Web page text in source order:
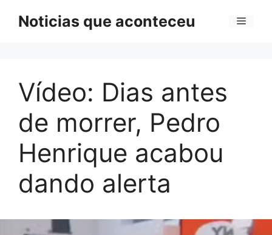
Noticias que aconteceu Menu
Vídeo: Dias antes
de morrer, Pedro
Henrique acabou
dando alerta